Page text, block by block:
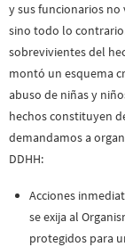
y sus funcionarios
sino todo lo
sobrevivientes del
montó un esquema
abuso de niñas y
hechos constituyen
demandamos a
DDHH:
Acciones
se exija al
protegidos para